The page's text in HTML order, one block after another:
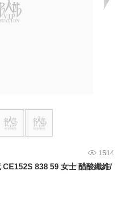
1514
838 59 女士 醋酸纖維/